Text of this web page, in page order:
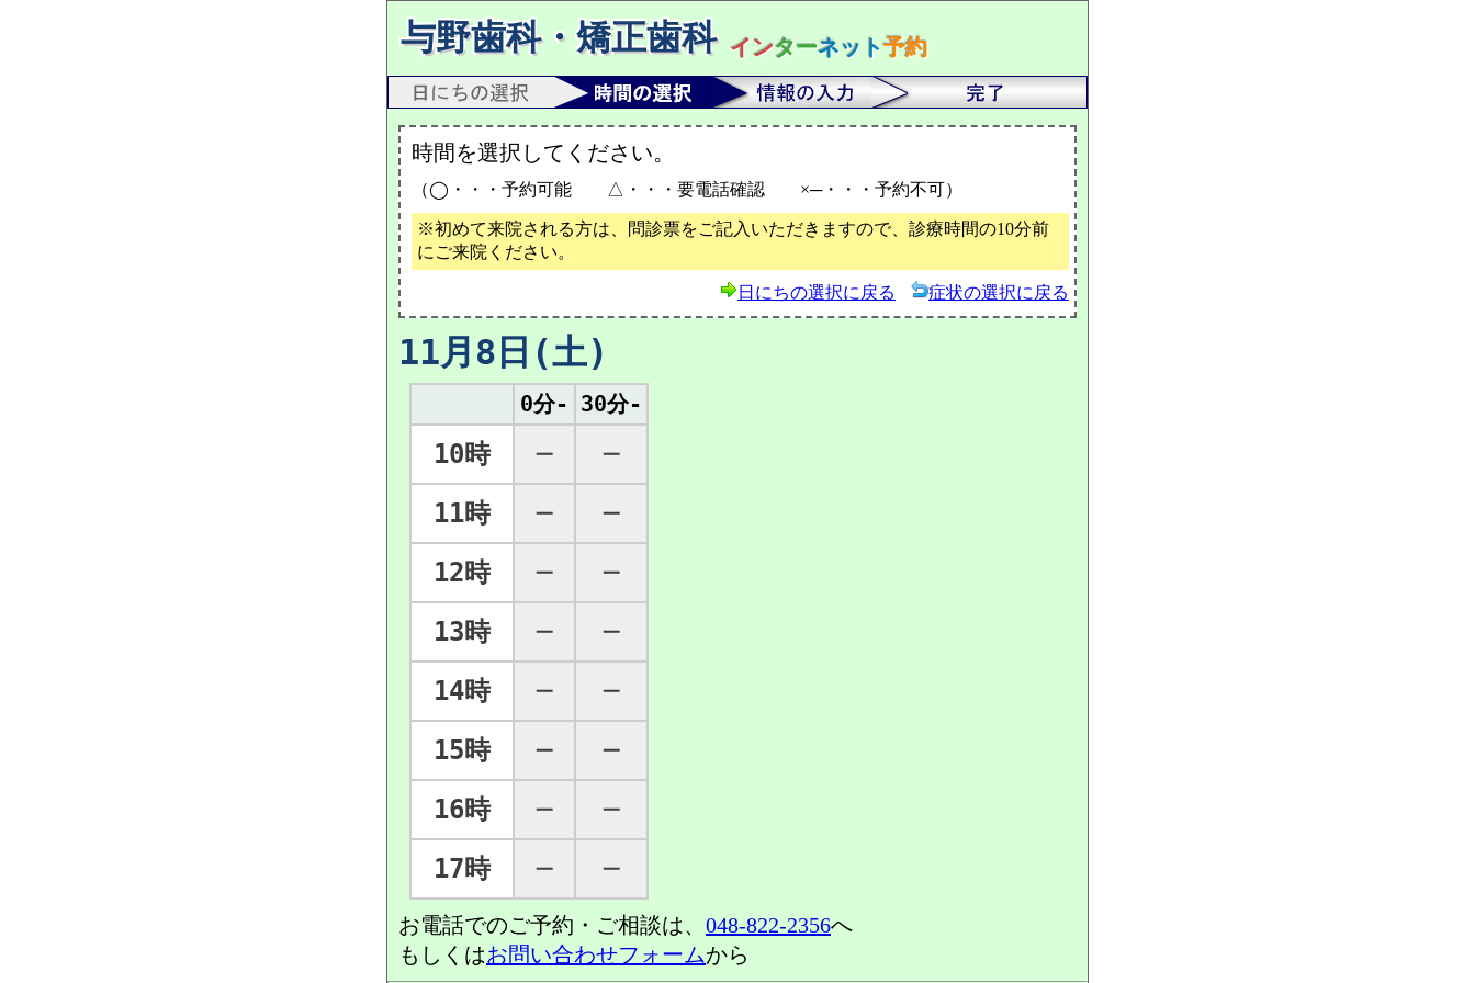
与野歯科・矯正歯科 インターネット予約
時間を選択してください。
（◯・・・予約可能 △・・・要電話確認 ×─・・・予約不可）
※初めて来院される方は、問診票をご記入いただきますので、診療時間の10分前
にご来院ください。
日にちの選択に戻る 症状の選択に戻る
11月8日(土)
0分- 30分-
10時 ─
─
11時
─
─
12時
─
─
13時
─
─
14時
─
─
15時
─
─
16時
─
─
17時
─ ─
お電話でのご予約・ご相談は、 048-822-2356へ
もしくはお問い合わせフォームから